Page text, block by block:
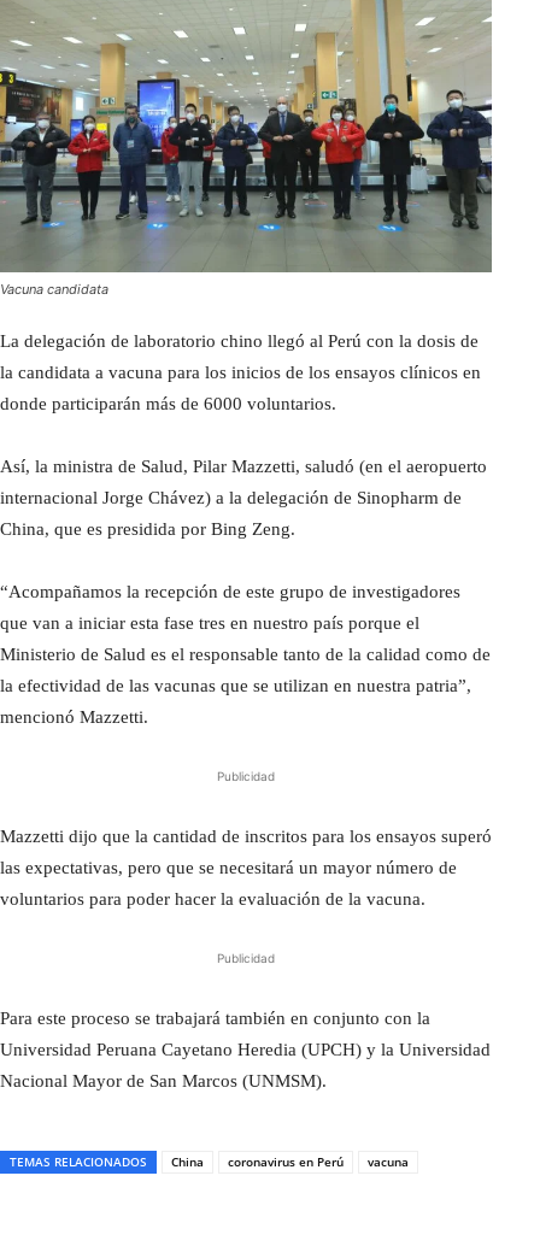
Vacuna candidata
La delegación de laboratorio chino llegó al Perú con la dosis de
la candidata a vacuna para los inicios de los ensayos clínicos en
donde participarán más de 6000 voluntarios.
Así, la ministra de Salud, Pilar Mazzetti, saludó (en el aeropuerto
internacional Jorge Chávez) a la delegación de Sinopharm de
China, que es presidida por Bing Zeng.
“Acompañamos la recepción de este grupo de investigadores
que van a iniciar esta fase tres en nuestro país porque el
Ministerio de Salud es el responsable tanto de la calidad como de
la efectividad de las vacunas que se utilizan en nuestra patria”,
mencionó Mazzetti.
Publicidad
Mazzetti dijo que la cantidad de inscritos para los ensayos superó
las expectativas, pero que se necesitará un mayor número de
voluntarios para poder hacer la evaluación de la vacuna.
Publicidad
Para este proceso se trabajará también en conjunto con la
Universidad Peruana Cayetano Heredia (UPCH) y la Universidad
Nacional Mayor de San Marcos (UNMSM).
TEMAS RELACIONADOS China coronavirus en Perú vacuna